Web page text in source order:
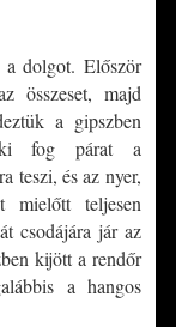
dolgot. Először
összeset, majd
a gipszben
fog párat a
teszi, és az nyer,
mielőtt teljesen
csodájára jár az
kijött a rendőr
a hangos